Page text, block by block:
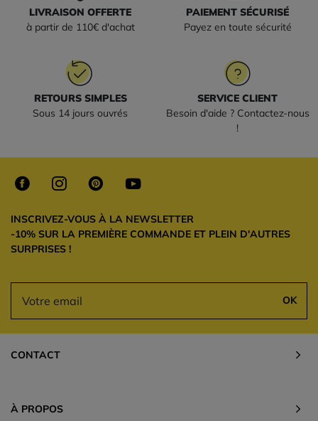
LIVRAISON OFFERTE
à partir de 110€ d'achat
PAIEMENT SÉCURISÉ
Payez en toute sécurité
RETOURS SIMPLES
Sous 14 jours ouvrés
SERVICE CLIENT
Besoin d'aide ? Contactez-nous
!
INSCRIVEZ-VOUS À LA NEWSLETTER
-10% SUR LA PREMIÈRE COMMANDE ET PLEIN D'AUTRES
SURPRISES !
OK
CONTACT
À PROPOS